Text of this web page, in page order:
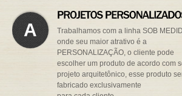
A
Trabalhamos com a linha SOB
onde seu maior atrativo é a
PERSONALIZAÇÃO, o cliente pode
escolher um produto de acordo com
projeto arquitetônico, esse produto
fabricado exclusivamente